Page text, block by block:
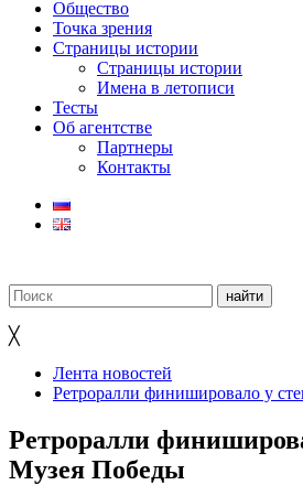
Общество
Точка зрения
Страницы истории
Страницы истории
Имена в летописи
Тесты
Об агентстве
Партнеры
Контакты
╳
Лента новостей
Ретроралли финишировало у
Ретроралли
Музея Победы